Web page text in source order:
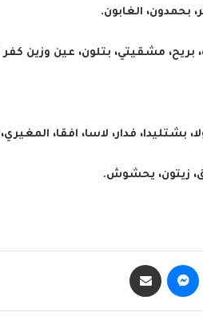
بحمدون، الغابون.
مشقيتي، بتلون، عين وزين كفر
فدار، لاسا، افقا،
زيتون، يحشوش.